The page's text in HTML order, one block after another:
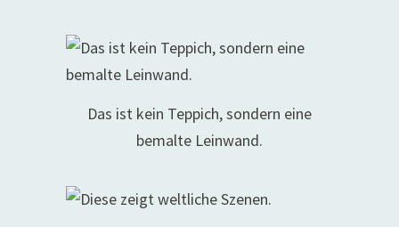
Das ist kein Teppich, sondern eine
bemalte Leinwand.